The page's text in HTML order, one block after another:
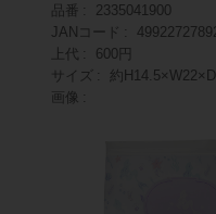
品番
2335041900
JANコード
上代
600円
サイズ
約
画像